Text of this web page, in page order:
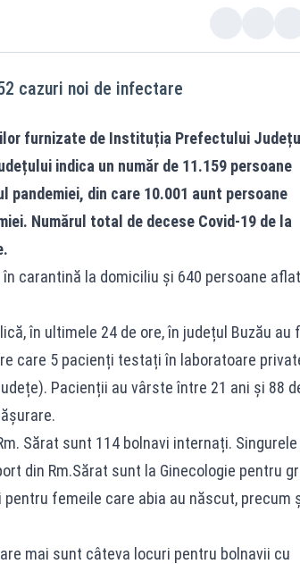
cazuri noi de infectare
furnizate de Instituția Prefectului
indica un număr de 11.159 persoane
din care 10.001 aunt persoane
Numărul total de decese Covid-19 de la
carantină la domiciliu și 640 persoane
în ultimele 24 de ore, în județul Buzău au
care 5 pacienți testați în laboratoare
Pacienții au vârste între 21 ani și 88
Sărat sunt 114 bolnavi internați.
din Rm.Sărat sunt la Ginecologie pentru
femeile care abia au născut, precum
mai sunt câteva locuri pentru bolnavii cu